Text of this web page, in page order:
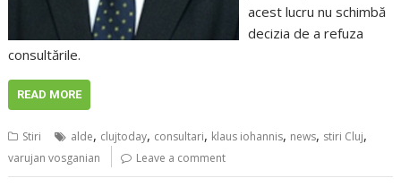
acest lucru nu schimbă
decizia de a refuza
consultările.
READ MORE
Stiri alde, clujtoday, consultari, klaus iohannis, news, stiri Cluj,
varujan vosganian Leave a comment